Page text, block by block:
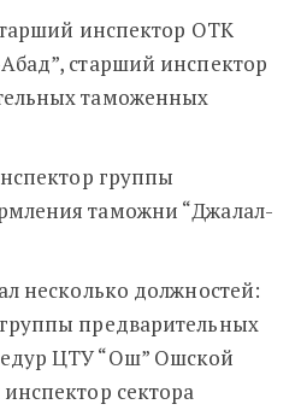
инспектор ОТК
старший инспектор
таможенных
группы
таможни “Джалал-
несколько должностей:
предварительных
ЦТУ “Ош” Ошской
сектора